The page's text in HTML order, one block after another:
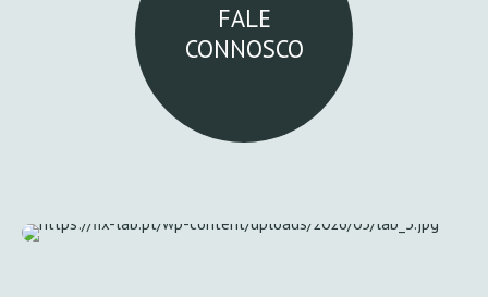
FALE
CONNOSCO